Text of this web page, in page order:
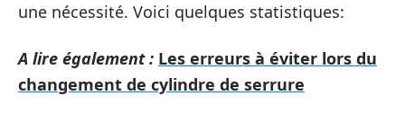
une nécessité. Voici quelques statistiques:
A lire également : Les erreurs à éviter lors du
changement de cylindre de serrure